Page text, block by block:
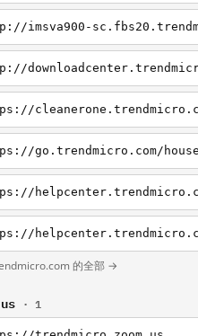
imsva900-
go.trendmicro.com/
的全部 →
· 1